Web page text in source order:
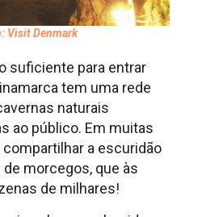
Visit Denmark
suficiente para entrar
tem uma rede
naturais
ao público. Em muitas
a escuridão
morcegos, que às
de milhares!